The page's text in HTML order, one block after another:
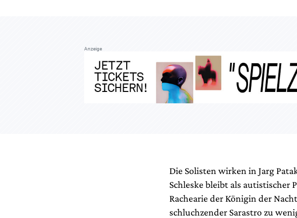
Anzeige
Die Solisten wirken in Jarg
Schleske bleibt als autistischer
Rachearie der Königin der
schluchzender Sarastro zu